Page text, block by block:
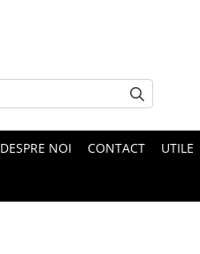
DESPRE NOI CONTACT UTILE